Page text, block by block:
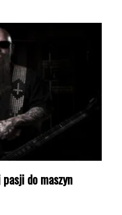
do maszyn